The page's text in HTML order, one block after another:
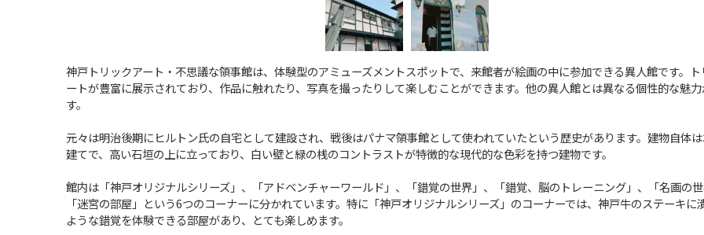
神戸トリックアート・不思議な領事館は、体験型のアミューズメントスポットで、来館者が絵画の中に参加できる異人館です。
ートが豊富に展示されており、作品に触れたり、写真を撮ったりして楽しむことができます。他の異人館とは異なる個性的な魅
す。
元々は明治後期にヒルトン氏の自宅として建設され、戦後はパナマ領事館として使われていたという歴史があります。建物自体
建てで、高い石垣の上に立っており、白い壁と緑の桟のコントラストが特徴的な現代的な色彩を持つ建物です。
館内は「神戸オリジナルシリーズ」、「アドベンチャーワールド」、「錯覚の世界」、「錯覚、脳のトレーニング」、「名画の
「迷宮の部屋」という6つのコーナーに分かれています。特に「神戸オリジナルシリーズ」のコーナーでは、神戸牛のステーキに
ような錯覚を体験できる部屋があり、とても楽しめます。